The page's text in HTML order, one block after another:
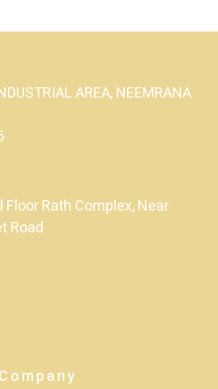
AREA, NEEMRANA
Floor Rath Complex, Near
Road
Company